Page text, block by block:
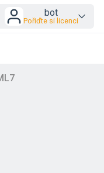
bot
Pořiďte si licenci